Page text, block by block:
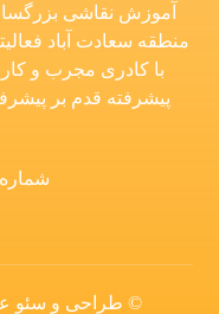
آموزش نقاشی
با کادری مجرب و
پیشرفته قدم بر
شماره
© طراحی و سئو